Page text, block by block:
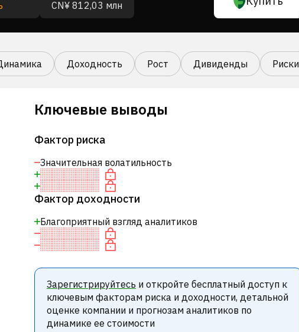
CN¥ 812,03 млн
Доходность Рост Дивиденды Риски
Ключевые выводы
Фактор риска
Значительная волатильность
Фактор доходности
Благоприятный взгляд аналитиков
Зарегистрируйтесь и откройте бесплатный доступ к
ключевым факторам риска и доходности, детальной
оценке компании и прогнозам аналитиков по
динамике ее стоимости